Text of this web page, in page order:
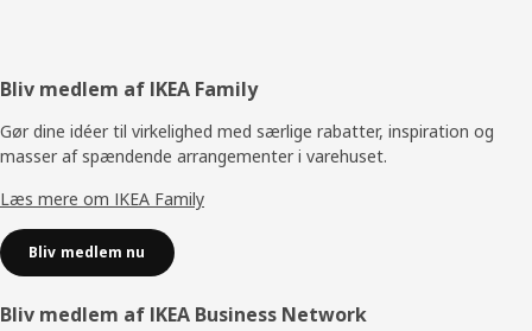
Footer
Bliv medlem af IKEA Family
Gør dine idéer til virkelighed med særlige rabatter, inspiration og
masser af spændende arrangementer i varehuset.
Læs mere om IKEA Family
Bliv medlem nu
Bliv medlem af IKEA Business Network